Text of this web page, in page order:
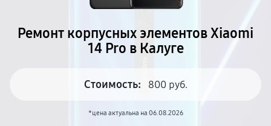
Ремонт корпусных элементов Xiaomi
14 Pro в Калуге
Стоимость: 800 руб.
*цена актуальна на 06.08.2026